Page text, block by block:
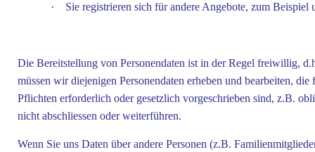
· Sie registrieren sich für andere Angebote, zum Beispiel
Die Bereitstellung von Personendaten ist in der Regel freiwillig,
müssen wir diejenigen Personendaten erheben und bearbeiten,
Pflichten erforderlich oder gesetzlich vorgeschrieben sind, z.B.
nicht abschliessen oder weiterführen.
Wenn Sie uns Daten über andere Personen (z.B.